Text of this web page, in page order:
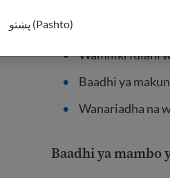
پښتو (Pashto)
Wamiliki fulani
Baadhi ya
Wanariadha na
Baadhi ya mambo